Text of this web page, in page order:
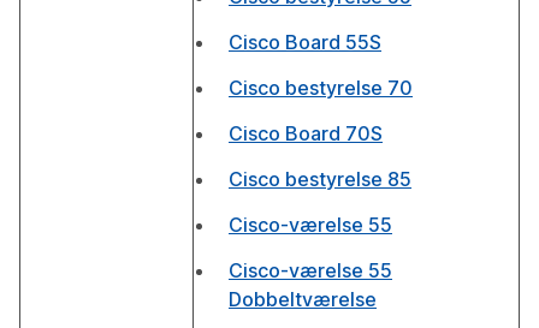
Cisco Board 55S
Cisco bestyrelse 70
Cisco Board 70S
Cisco bestyrelse 85
Cisco-værelse 55
Cisco-værelse 55
Dobbeltværelse